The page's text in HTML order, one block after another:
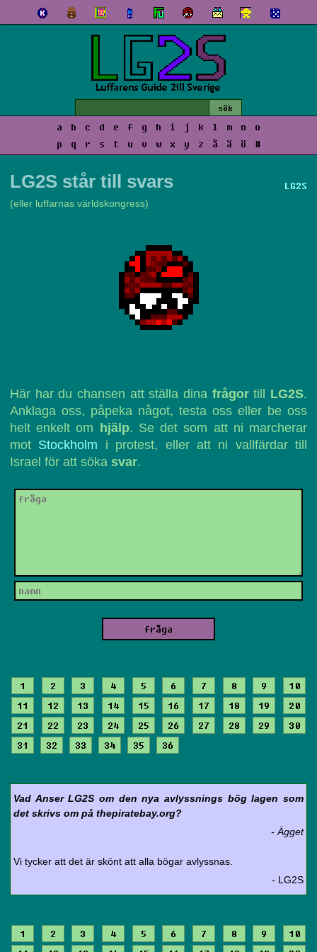
a b c d e f g h i j k l m n
o
p
q r s t u v w x y z å ä ö #
LG2S
LG2S står till svars
(eller luffarnas världskongress)
Här har du chansen att ställa dina frågortill LG2S.
Anklaga oss, påpeka något, testa oss eller be oss
helt enkelt om
hjälp. Se det som att ni marcherar
mot Stockholm i protest, eller att ni vallfärdar till
Israel för att söka svar.
1 2 3 4 5 6 7 8 9
10
11
12 13 14 15 16 17 18 19
20
21
22 23 24 25 26 27 28 29
30
31
32 33 34 35 36
Vad Anser LG2S om den nya avlyssnings bög lagen som
det skrivs om på thepiratebay.org?
- Ägget
Vi tycker att det är skönt att alla bögar avlyssnas.
- LG2S
1 2 3 4 5 6 7 8 9
10